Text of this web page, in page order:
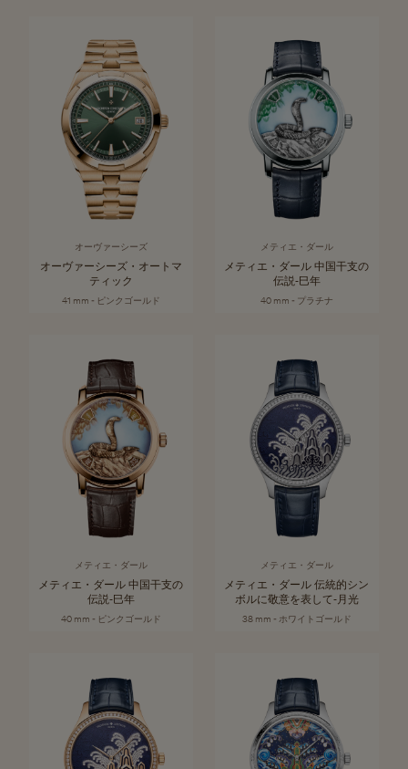
オーヴァーシーズ
オーヴァーシーズ・オートマ
ティック
41 mm - ピンクゴールド
メティエ・ダール
メティエ・ダール 中国干支の
伝説‐巳年
40 mm - プラチナ
メティエ・ダール
メティエ・ダール 中国干支の
伝説‐巳年
40 mm - ピンクゴールド
メティエ・ダール
メティエ・ダール 伝統的シン
ボルに敬意を表して‐月光
38 mm - ホワイトゴールド